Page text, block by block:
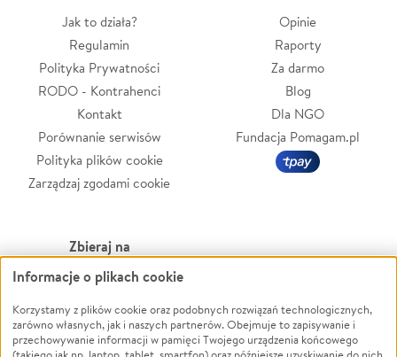
Jak to działa?
Regulamin
Polityka Prywatności
RODO - Kontrahenci
Kontakt
Porównanie serwisów
Polityka plików cookie
Zarządzaj zgodami cookie
Opinie
Raporty
Za darmo
Blog
Dla NGO
Fundacja Pomagam.pl
Zbieraj na
Leczenie
Zwierzęta
Pożar
Powódź
Wichura
Informacje o plikach cookie
Korzystamy z plików cookie oraz podobnych rozwiązań technologicznych,
zarówno własnych, jak i naszych partnerów. Obejmuje to zapisywanie i
przechowywanie informacji w pamięci Twojego urządzenia końcowego